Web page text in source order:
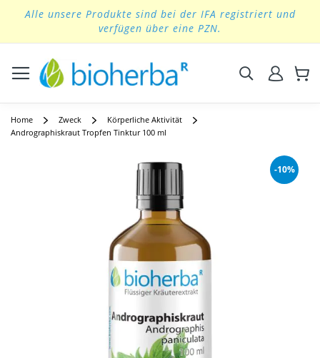
to
Alle unsere Produkte sind bei der IFA registriert und
verfügen über eine PZN.
Suchen
Home Zweck
Körperliche Aktivität
Andrographiskraut Tropfen Tinktur 100 ml
-10%